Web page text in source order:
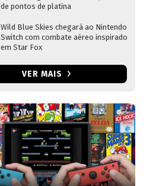
de pontos de platina
Wild Blue Skies chegará ao Nintendo
Switch com combate aéreo inspirado
em Star Fox
VER MAIS